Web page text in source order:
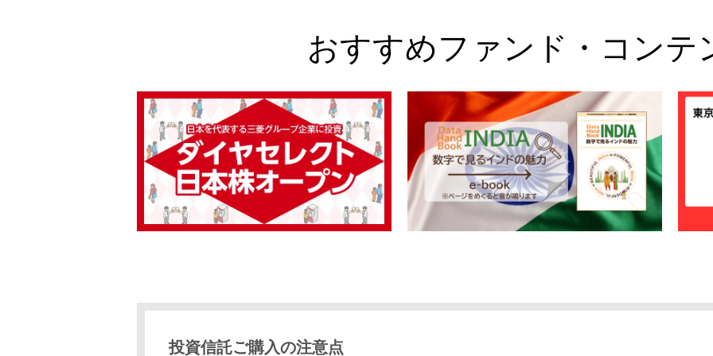
おすすめファンド・コンテ
投資信託ご購入の注意点